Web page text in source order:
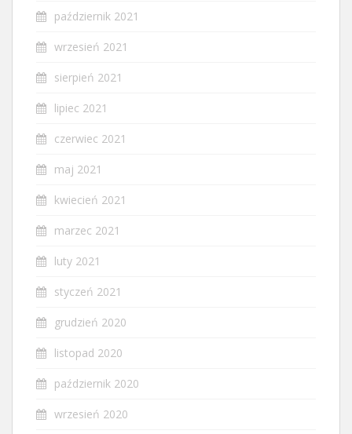
październik 2021
wrzesień 2021
sierpień 2021
lipiec 2021
czerwiec 2021
maj 2021
kwiecień 2021
marzec 2021
luty 2021
styczeń 2021
grudzień 2020
listopad 2020
październik 2020
wrzesień 2020